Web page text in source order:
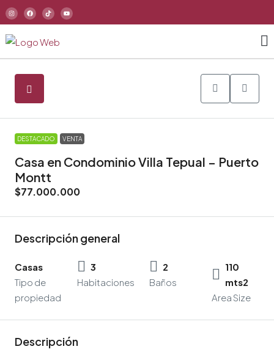
DESTACADO VENTA
Casa en Condominio Villa Tepual – Puerto
Montt
$77.000.000
Descripción general
Casas
Tipo de
propiedad
3
Habitaciones
2
Baños
110
mts2
Area Size
Descripción